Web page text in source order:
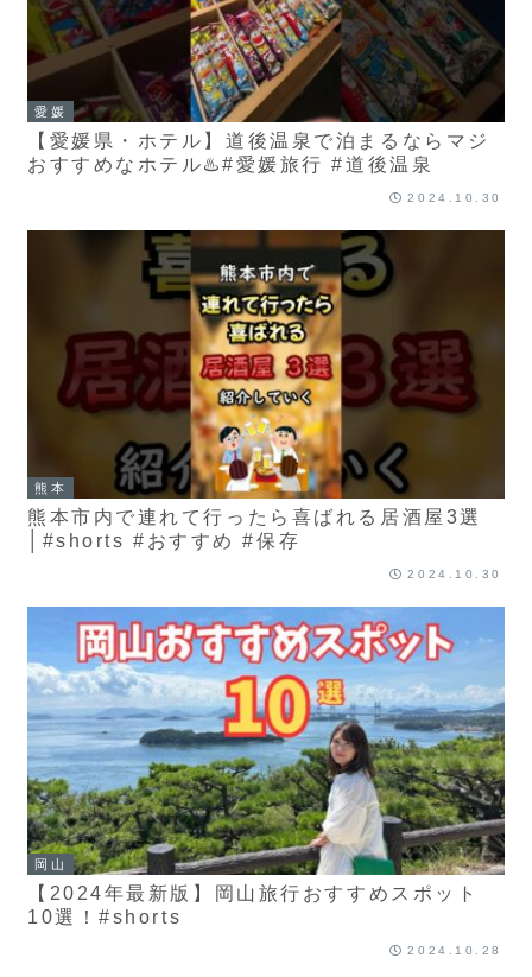
愛媛
【愛媛県・ホテル】道後温泉で泊まるならマジ
おすすめなホテル♨️#愛媛旅行 #道後温泉
2024.10.30
熊本
熊本市内で連れて行ったら喜ばれる居酒屋3選
│#shorts #おすすめ #保存
2024.10.30
岡山
【2024年最新版】岡山旅行おすすめスポット
10選！#shorts
2024.10.28